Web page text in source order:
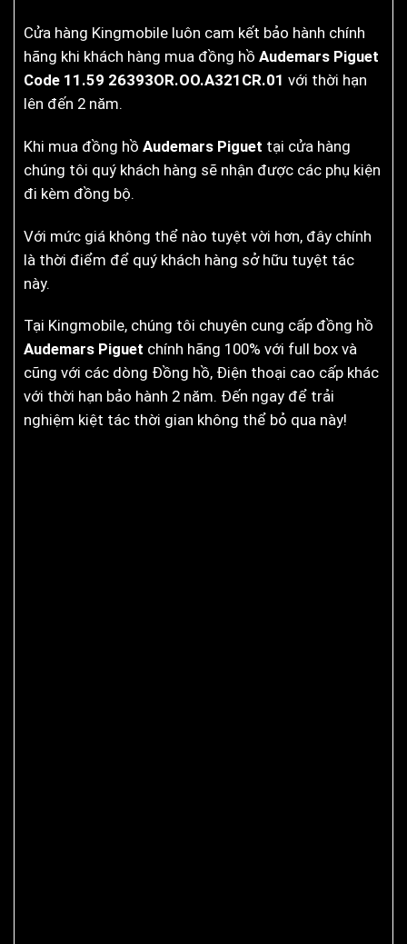
Cửa hàng Kingmobile luôn cam kết bảo hành chính
hãng khi khách hàng mua đồng hồ Audemars Piguet
Code 11.59 26393OR.OO.A321CR.01 với thời hạn
lên đến 2 năm.
Khi mua đồng hồ Audemars Piguet tại cửa hàng
chúng tôi quý khách hàng sẽ nhận được các phụ kiện
đi kèm đồng bộ.
Với mức giá không thể nào tuyệt vời hơn, đây chính
là thời điểm để quý khách hàng sở hữu tuyệt tác
này.
Tại Kingmobile, chúng tôi chuyên cung cấp đồng hồ
Audemars Piguet chính hãng 100% với full box và
cũng với các dòng Đồng hồ, Điện thoại cao cấp khác
với thời hạn bảo hành 2 năm. Đến ngay để trải
nghiệm kiệt tác thời gian không thể bỏ qua này!